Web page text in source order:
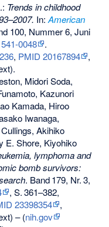
Trends in childhood
In:American
100, Nummer 6, Juni
0048
.
, PMID 20167894
,
Midori Soda,
Kazunori
Kamada, Hiroo
Iwanaga,
Akihiko
E. Shore, Kiyohiko
lymphoma and
bomb survivors:
. Band179, Nr.3,
,S.361–382,
23398354
,
– (nih.gov